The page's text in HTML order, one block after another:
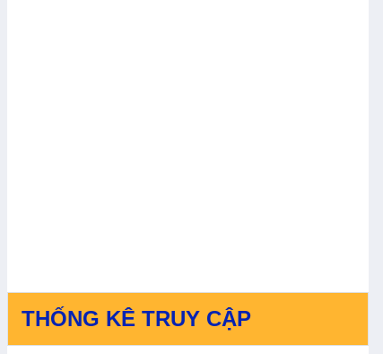
THỐNG KÊ TRUY CẬP